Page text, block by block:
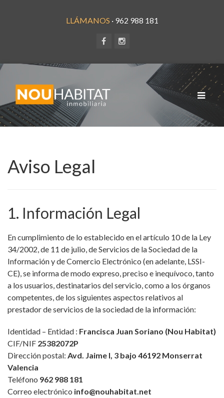
LLÁMANOS · 962 988 181
Toggle
Aviso Legal
1. Información Legal
En cumplimiento de lo establecido en el artículo 10 de la Ley
34/2002, de 11 de julio, de Servicios de la Sociedad de la
Información y de Comercio Electrónico (en adelante, LSSI-
CE), se informa de modo expreso, preciso e inequívoco, tanto
a los usuarios, destinatarios del servicio, como a los órganos
competentes, de los siguientes aspectos relativos al
prestador de servicios de la sociedad de la información:
Identidad – Entidad : Francisca Juan Soriano (Nou Habitat)
CIF/NIF 25382072P
Dirección postal: Avd. Jaime I, 3 bajo 46192 Monserrat
Valencia
Teléfono 962 988 181
Correo electrónico info@nouhabitat.net